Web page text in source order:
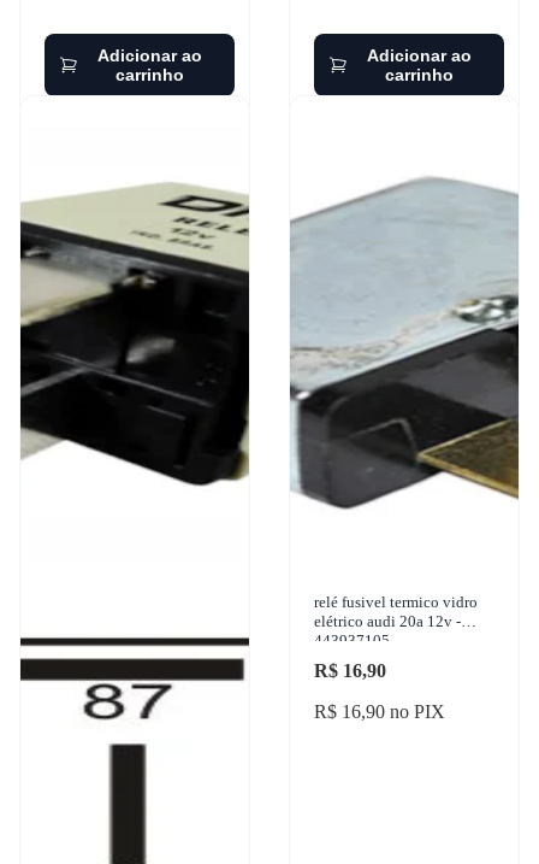
Adicionar ao
carrinho
Adicionar ao
carrinho
relé fusivel termico vidro
elétrico audi 20a 12v -
443937105
R$ 16,90
R$ 16,90 no PIX